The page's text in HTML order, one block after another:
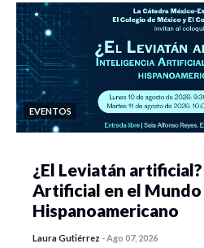
EVENTOS
¿El Leviatán
Artificial en el Mundo
Hispanoamericano
Laura Gutiérrez -Ago 07, 2026